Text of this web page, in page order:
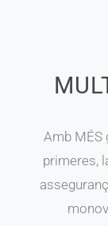
Amb MÉS
primeres,